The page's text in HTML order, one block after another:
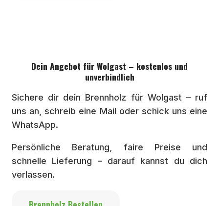
Dein Angebot für Wolgast – kostenlos und
unverbindlich
Sichere dir dein Brennholz für Wolgast – ruf
uns an, schreib eine Mail oder schick uns eine
WhatsApp.
Persönliche Beratung, faire Preise und
schnelle Lieferung – darauf kannst du dich
verlassen.